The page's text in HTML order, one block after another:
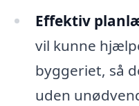
Effektiv
vil kunne
byggeriet, så
uden